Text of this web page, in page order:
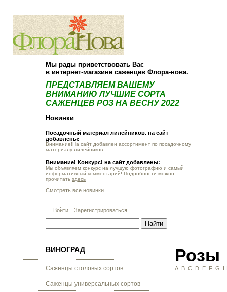
Мы рады приветствовать Вас
в интернет-магазине саженцев Флора-нова.
ПРЕДСТАВЛЯЕМ ВАШЕМУ
ВНИМАНИЮ ЛУЧШИЕ СОРТА
САЖЕНЦЕВ РОЗ НА ВЕСНУ 2022
Новинки
Посадочный материал лилейников. на сайт
добавлены:
Внимание!На сайт добавлен ассортимент по посадочному
материалу лилейников.
Внимание! Конкурс! на сайт добавлены:
Мы объявляем конкурс на лучшую фотографию и самый
информативный комментарий! Подробности можно
прочитать здесь
Смотреть все новинки
Войти Зарегистрироваться
ВИНОГРАД
Саженцы столовых сортов
Саженцы универсальных сортов
Розы
A B C D E F G